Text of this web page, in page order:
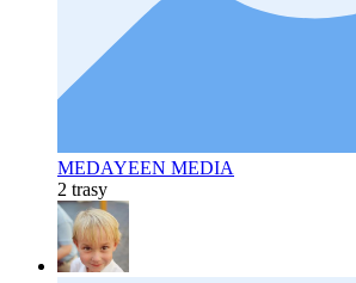
MEDAYEEN MEDIA
2 trasy